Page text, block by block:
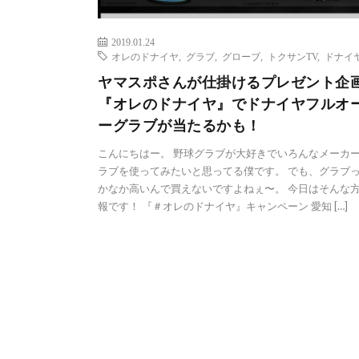
2019.01.24
オレのドナイヤ
グラブ グローブ トクサンTV, ドナイ
ヤマスポさんが仕掛けるプレゼント企
『オレのドナイヤ』でドナイヤフルオ
ーグラブが当たるかも！
こんにちはー。 野球グラブが大好きでいろんなメーカ
ラブを使ってみたいと思ってる僕です。 でも、グラブ
かなか高いんで買えないですよねぇ〜。 今日はそんな
報です！ 『＃オレのドナイヤ』キャンペーン 愛知 […]